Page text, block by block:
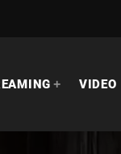
VIDEO